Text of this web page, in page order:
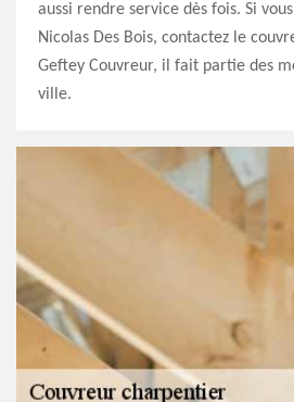
aussi rendre service dès fois. Si
Nicolas Des Bois, contactez le
Geftey Couvreur, il fait partie des
ville.